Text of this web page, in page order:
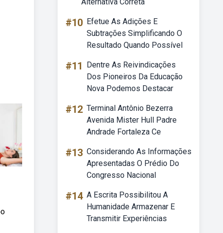
#10 Efetue As Adições E
Subtrações Simplificando O
Resultado Quando Possível
#11
Dentre As Reivindicações
Dos Pioneiros Da Educação
Nova Podemos Destacar
#12 Terminal Antônio Bezerra
Avenida Mister Hull Padre
Andrade Fortaleza Ce
#13 Considerando As Informações
Apresentadas O Prédio Do
Congresso Nacional
#14 A Escrita Possibilitou A
Humanidade Armazenar E
Transmitir Experiências